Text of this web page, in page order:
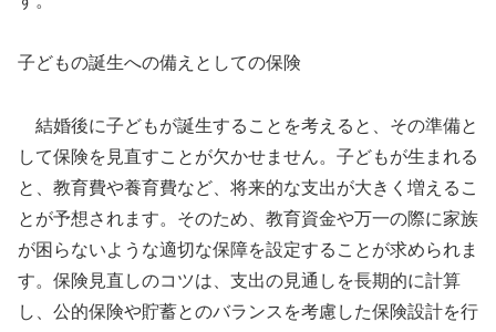
子どもの誕生への備えとしての保険
結婚後に子どもが誕生することを考えると、その準備と
して保険を見直すことが欠かせません。子どもが生まれる
と、教育費や養育費など、将来的な支出が大きく増えるこ
とが予想されます。そのため、教育資金や万一の際に家族
が困らないような適切な保障を設定することが求められま
す。保険見直しのコツは、支出の見通しを長期的に計算
し、公的保険や貯蓄とのバランスを考慮した保険設計を行